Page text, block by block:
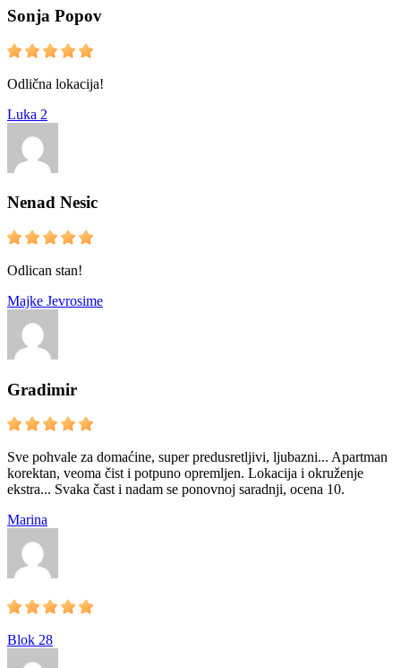
Sonja Popov
Odlična lokacija!
Luka 2
Nenad Nesic
Odlican stan!
Majke Jevrosime
Gradimir
Sve pohvale za domaćine, super predusretljivi, ljubazni... Apartman
korektan, veoma čist i potpuno opremljen. Lokacija i okruženje
ekstra... Svaka čast i nadam se ponovnoj saradnji, ocena 10.
Marina
Blok 28